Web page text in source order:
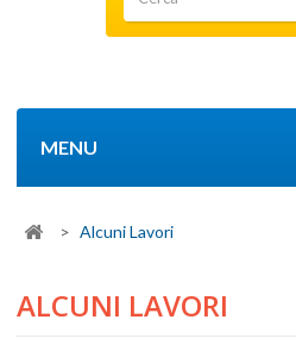
MENU
> Alcuni Lavori
ALCUNI LAVORI